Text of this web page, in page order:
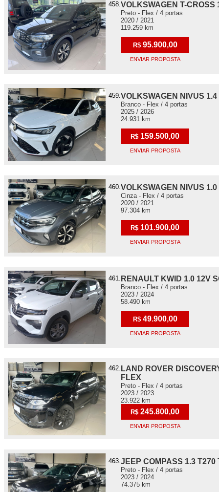
458.VOLKSWAGEN T-CROSS
Preto - Flex / 4 portas
2020 / 2021
119.259 km
R$ 95.900,00
ENVIAR PROPOSTA
459.VOLKSWAGEN NIVUS
Branco - Flex / 4 portas
2025 / 2026
24.931 km
R$ 159.500,00
ENVIAR PROPOSTA
460.VOLKSWAGEN NIVUS
Cinza - Flex / 4 portas
2020 / 2021
97.304 km
R$ 101.900,00
ENVIAR PROPOSTA
461. RENAULT KWID 1.0 12V
Branco - Flex / 4 portas
2023 / 2024
58.490 km
R$ 49.900,00
ENVIAR PROPOSTA
462. LAND ROVER
FLEX
Preto - Flex / 4 portas
2023 / 2023
23.922 km
R$ 245.800,00
ENVIAR PROPOSTA
463.JEEP COMPASS 1.3 T270
Preto - Flex / 4 portas
2023 / 2024
74.375 km